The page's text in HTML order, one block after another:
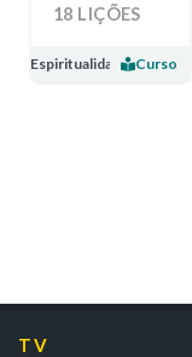
Seu Amor
18 LIÇÕES
Espiritualidade Curso
TV